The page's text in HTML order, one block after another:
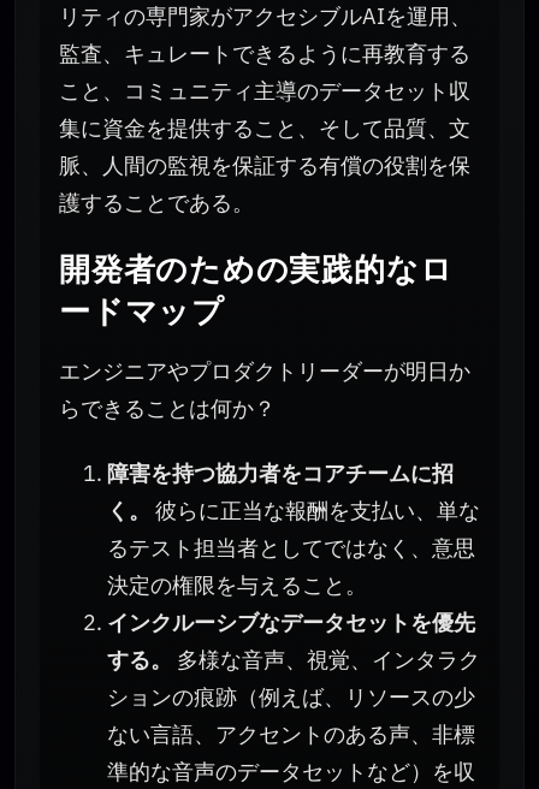
リティの専門家がアクセシブルAIを運用、
監査、キュレートできるように再教育する
こと、コミュニティ主導のデータセット収
集に資金を提供すること、そして品質、文
脈、人間の監視を保証する有償の役割を保
護することである。
開発者のための実践的なロ
ードマップ
エンジニアやプロダクトリーダーが明日か
らできることは何か？
障害を持つ協力者をコアチームに招
く。
彼らに正当な報酬を支払い、単な
るテスト担当者としてではなく、意思
決定の権限を与えること。
インクルーシブなデータセットを優先
する。
多様な音声、視覚、インタラク
ションの痕跡（例えば、リソースの少
ない言語、アクセントのある声、非標
準的な音声のデータセットなど）を収